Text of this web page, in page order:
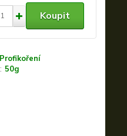
Koupit
Profikoření
50g